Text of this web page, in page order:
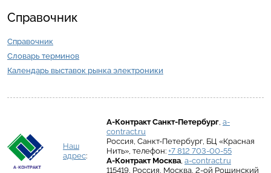
Справочник
Справочник
Словарь терминов
Календарь выставок рынка электроники
Наш
адрес:
А-Контракт Санкт-Петербург, a-
contract.ru
Россия, Санкт-Петербург, БЦ «Красная
Нить», телефон: +7 812 703-00-55
А-Контракт Москва, a-contract.ru
115419, Россия, Москва, 2-ой Рощинский